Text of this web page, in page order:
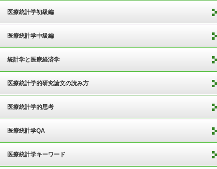
医療統計学初級編
医療統計学中級編
統計学と医療経済学
医療統計学的研究論文の読み方
医療統計学的思考
医療統計学QA
医療統計学キーワード